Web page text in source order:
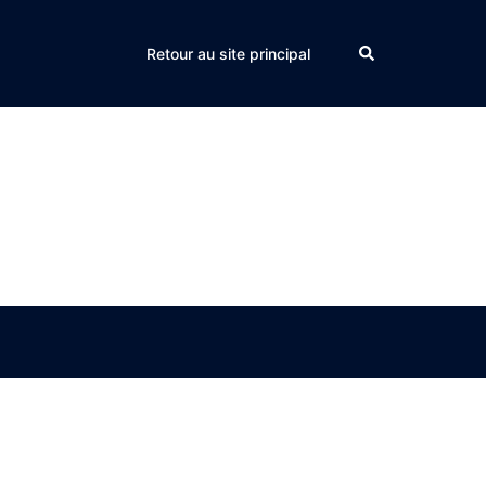
Retour au site principal Search